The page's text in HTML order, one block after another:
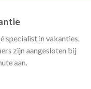
specialist in vakanties,
zijn aangesloten bij
aan.